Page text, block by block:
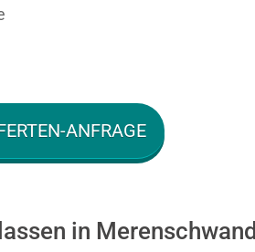
ANFRAGE
in Merenschwand